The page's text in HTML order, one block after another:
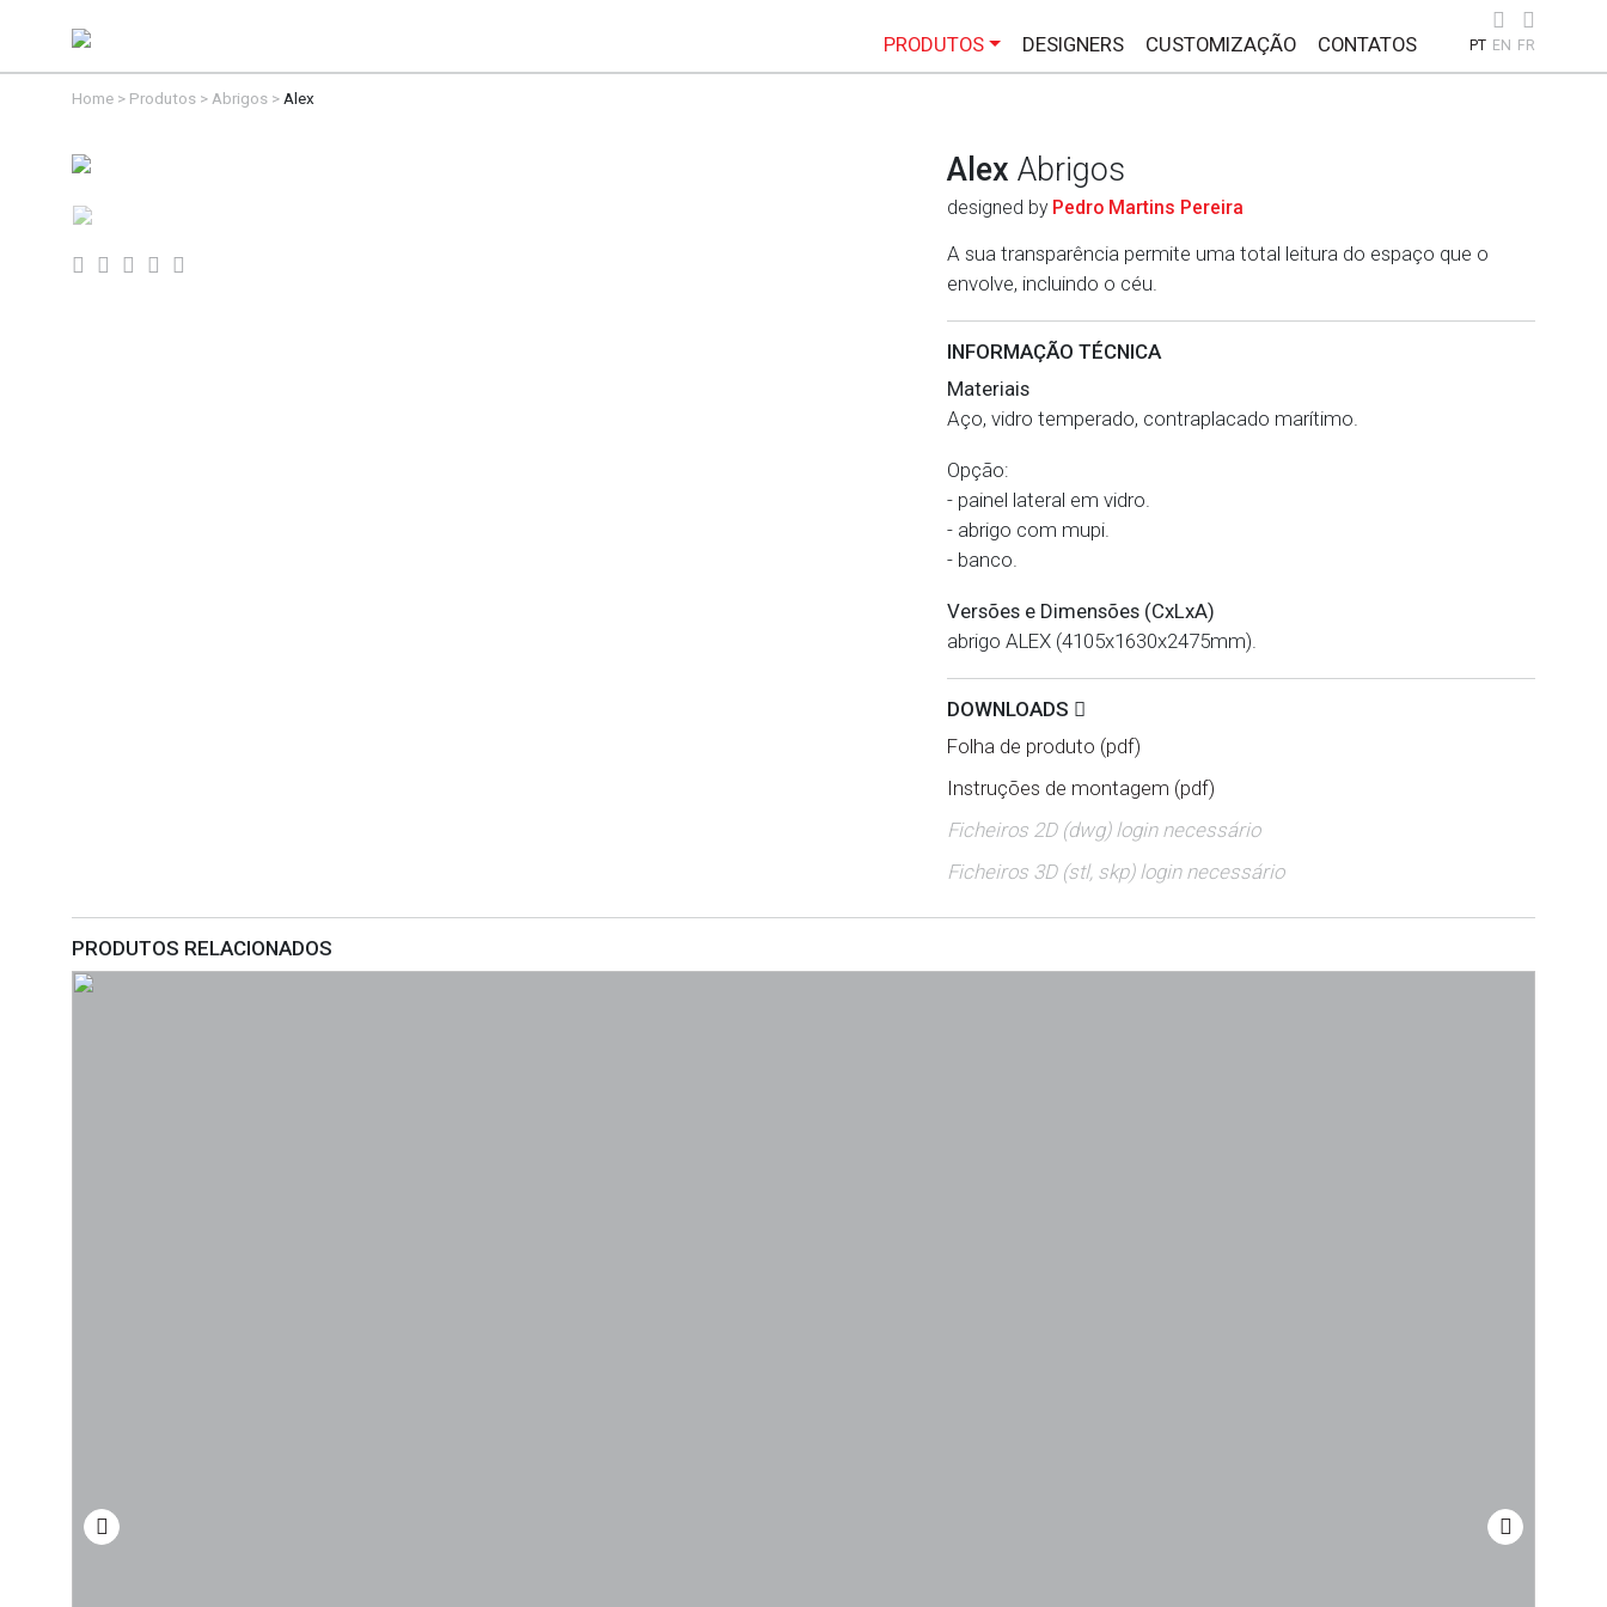
PRODUTOS DESIGNERS CUSTOMIZAÇÃO CONTATOS PT EN FR
Home > Produtos > Abrigos > Alex
Alex Abrigos
designed by Pedro Martins Pereira
A sua transparência permite uma total leitura do espaço que o
envolve, incluindo o céu.
INFORMAÇÃO TÉCNICA
Materiais
Aço, vidro temperado, contraplacado marítimo.
Opção:
- painel lateral em vidro.
- abrigo com mupi.
- banco.
Versões e Dimensões (CxLxA)
abrigo ALEX (4105x1630x2475mm).
DOWNLOADS
Folha de produto (pdf)
Instruções de montagem (pdf)
Ficheiros 2D (dwg) login necessário
Ficheiros 3D (stl, skp) login necessário
PRODUTOS RELACIONADOS